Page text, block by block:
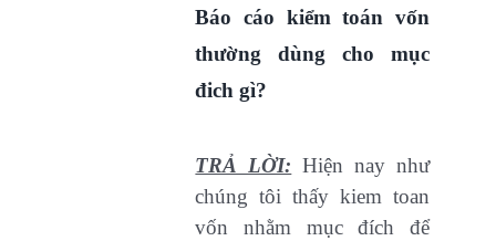
Báo cáo kiểm toán vốn
thường dùng cho mục
đich gì?
TRẢ LỜI: Hiện nay như
chúng tôi thấy kiem toan
vốn nhằm mục đích để